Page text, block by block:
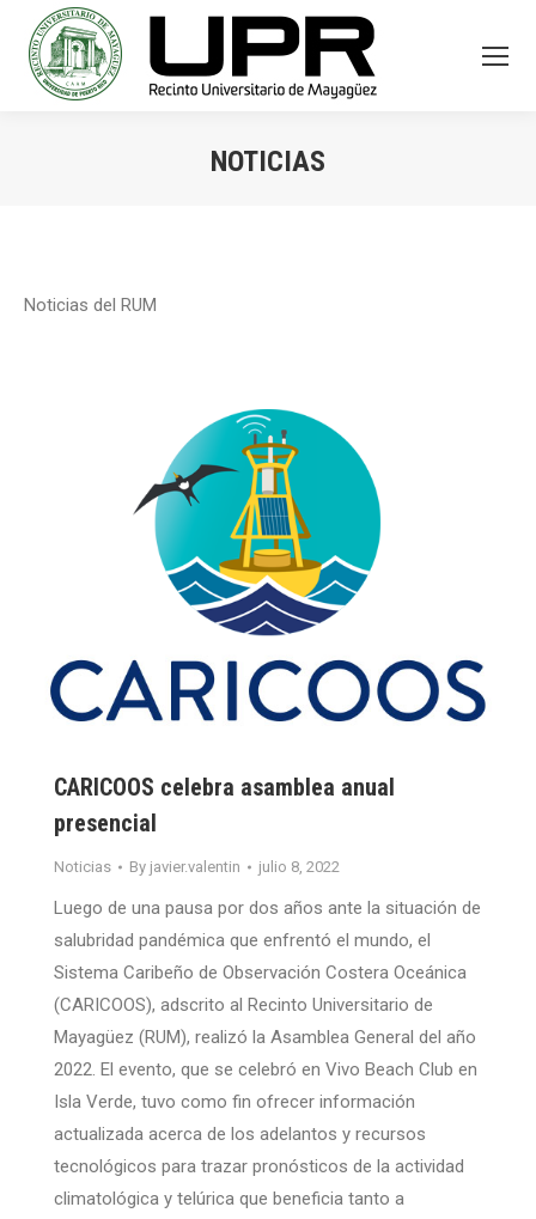
NOTICIAS
Noticias del RUM
CARICOOS celebra asamblea anual
presencial
Noticias By javier.valentin julio 8, 2022
Luego de una pausa por dos años ante la situación de
salubridad pandémica que enfrentó el mundo, el
Sistema Caribeño de Observación Costera Oceánica
(CARICOOS), adscrito al Recinto Universitario de
Mayagüez (RUM), realizó la Asamblea General del año
2022. El evento, que se celebró en Vivo Beach Club en
Isla Verde, tuvo como fin ofrecer información
actualizada acerca de los adelantos y recursos
tecnológicos para trazar pronósticos de la actividad
climatológica y telúrica que beneficia tanto a